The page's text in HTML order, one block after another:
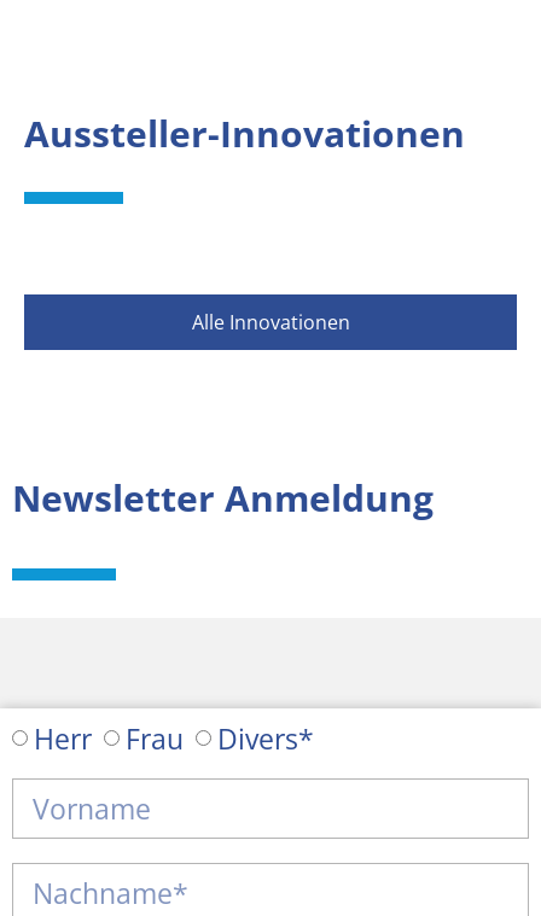
Aussteller-Innovationen
Alle Innovationen
Newsletter Anmeldung
Herr Frau Divers*